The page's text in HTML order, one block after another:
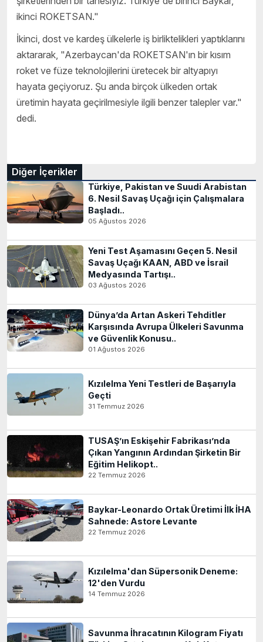
ikinci ROKETSAN."
İkinci, dost ve kardeş ülkelerle iş birliktelikleri yaptıklarını
aktararak, "Azerbaycan'da ROKETSAN'ın bir kısım
roket ve füze teknolojilerini üretecek bir altyapıyı
hayata geçiyoruz. Şu anda birçok ülkeden ortak
üretimin hayata geçirilmesiyle ilgili benzer talepler var."
dedi.
Diğer İçerikler
Türkiye, Pakistan ve Suudi Arabistan
6. Nesil Savaş Uçağı için Çalışmalara
Başladı..
05 Ağustos 2026
Yeni Test Aşamasını Geçen 5. Nesil
Savaş Uçağı KAAN, ABD ve İsrail
Medyasında Tartışı..
03 Ağustos 2026
Dünya’da Artan Askeri Tehditler
Karşısında Avrupa Ülkeleri Savunma
ve Güvenlik Konusu..
01 Ağustos 2026
Kızılelma Yeni Testleri de Başarıyla
Geçti
31 Temmuz 2026
TUSAŞ’ın Eskişehir Fabrikası’nda
Çıkan Yangının Ardından Şirketin Bir
Eğitim Helikopt..
22 Temmuz 2026
Baykar-Leonardo Ortak Üretimi İlk İHA
Sahnede: Astore Levante
22 Temmuz 2026
Kızılelma'dan Süpersonik Deneme:
12'den Vurdu
14 Temmuz 2026
Savunma İhracatının Kilogram Fiyatı